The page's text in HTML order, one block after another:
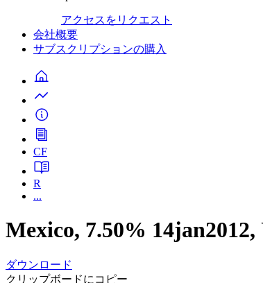
アクセスをリクエスト
会社概要
サブスクリプションの購入
CF
R
...
Mexico, 7.50%
ダウンロード
クリップボードにコピー